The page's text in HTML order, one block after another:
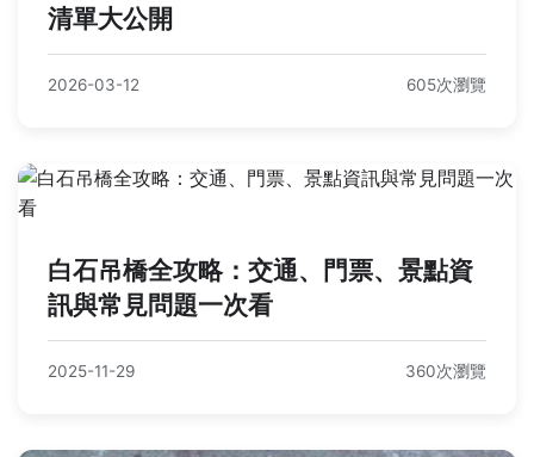
清單大公開
2026-03-12 605次瀏覽
白石吊橋全攻略：交通、門票、景點資
訊與常見問題一次看
2025-11-29 360次瀏覽